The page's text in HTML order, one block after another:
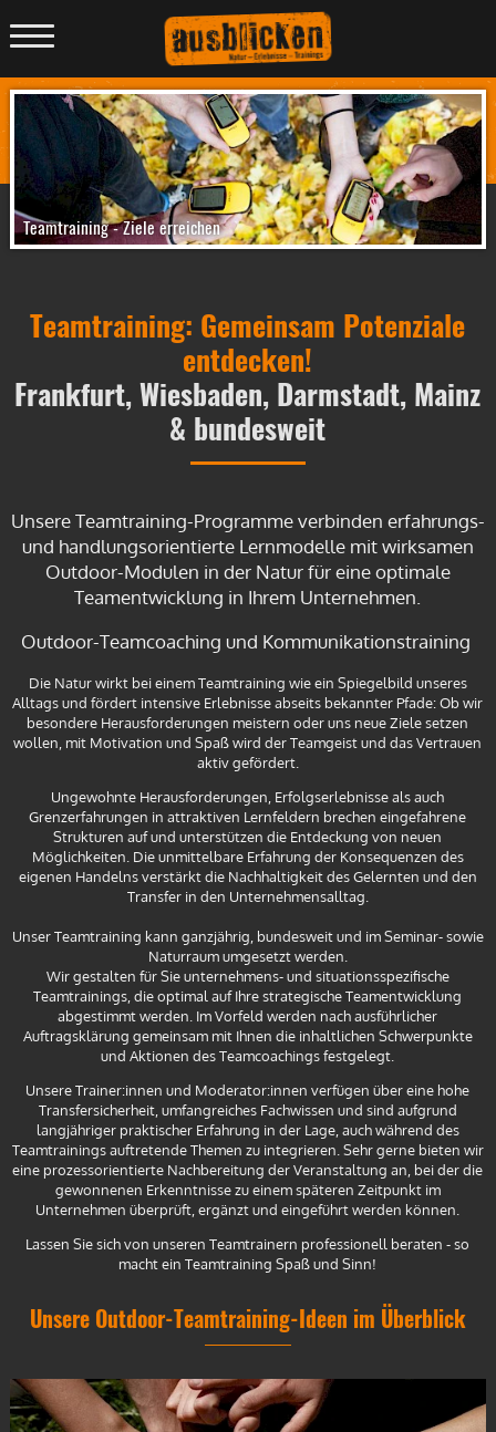
Teamtraining - Ziele erreichen
Teamtraining: Gemeinsam Potenziale
entdecken!
Frankfurt, Wiesbaden, Darmstadt, Mainz
& bundesweit
Unsere Teamtraining-Programme verbinden erfahrungs-
und handlungsorientierte Lernmodelle mit wirksamen
Outdoor-Modulen in der Natur für eine optimale
Teamentwicklung in Ihrem Unternehmen.
Outdoor-Teamcoaching und Kommunikationstraining
Die Natur wirkt bei einem Teamtraining wie ein Spiegelbild unseres
Alltags und fördert intensive Erlebnisse abseits bekannter Pfade: Ob wir
besondere Herausforderungen meistern oder uns neue Ziele setzen
wollen, mit Motivation und Spaß wird der Teamgeist und das Vertrauen
aktiv gefördert.
Ungewohnte Herausforderungen, Erfolgserlebnisse als auch
Grenzerfahrungen in attraktiven Lernfeldern brechen eingefahrene
Strukturen auf und unterstützen die Entdeckung von neuen
Möglichkeiten. Die unmittelbare Erfahrung der Konsequenzen des
eigenen Handelns verstärkt die Nachhaltigkeit des Gelernten und den
Transfer in den Unternehmensalltag.
Unser Teamtraining kann ganzjährig, bundesweit und im Seminar- sowie
Naturraum umgesetzt werden.
Wir gestalten für Sie unternehmens- und situationsspezifische
Teamtrainings, die optimal auf Ihre strategische Teamentwicklung
abgestimmt werden. Im Vorfeld werden nach ausführlicher
Auftragsklärung gemeinsam mit Ihnen die inhaltlichen Schwerpunkte
und Aktionen des Teamcoachings festgelegt.
Unsere Trainer:innen und Moderator:innen verfügen über eine hohe
Transfersicherheit, umfangreiches Fachwissen und sind aufgrund
langjähriger praktischer Erfahrung in der Lage, auch während des
Teamtrainings auftretende Themen zu integrieren. Sehr gerne bieten wir
eine prozessorientierte Nachbereitung der Veranstaltung an, bei der die
gewonnenen Erkenntnisse zu einem späteren Zeitpunkt im
Unternehmen überprüft, ergänzt und eingeführt werden können.
Lassen Sie sich von unseren Teamtrainern professionell beraten - so
macht ein Teamtraining Spaß und Sinn!
Unsere Outdoor-Teamtraining-Ideen im Überblick
Menü
anzeigen